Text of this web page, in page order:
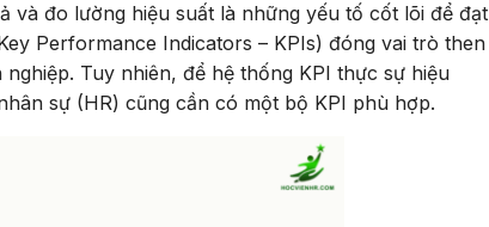
và đo lường hiệu suất là những yếu tố cốt lõi để đạt
Performance Indicators – KPIs) đóng vai trò then
Tuy nhiên, để hệ thống KPI thực sự hiệu
sự (HR) cũng cần có một bộ KPI phù hợp.